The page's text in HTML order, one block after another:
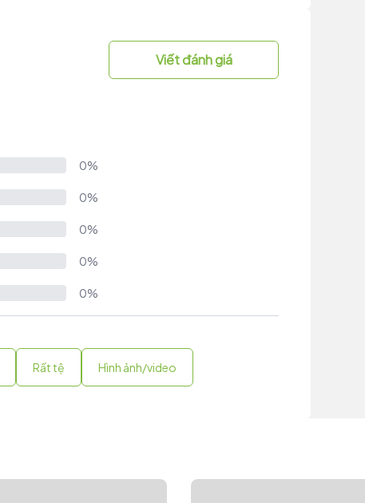
Viết đánh giá
0%
0%
0%
0%
0%
Rất tệ Hình ảnh/video